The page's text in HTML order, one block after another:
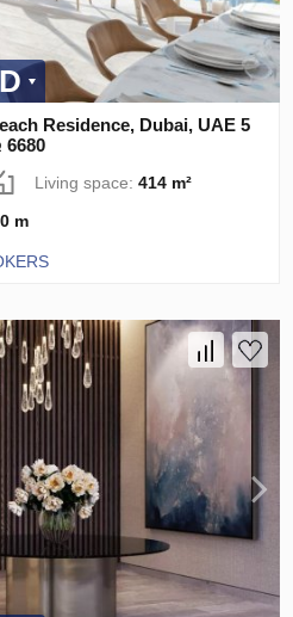
Residence, Dubai, UAE 5
Living space:414 m²
m